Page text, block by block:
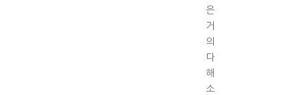
은
거
의
다
해
소